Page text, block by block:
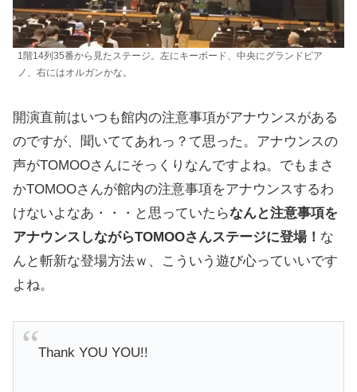
1階14列35番から見たステージ。左にキーボード、中央にグランドピア
ノ、右にはオルガンかな。
開演直前はいつも館内の注意事項がアナウンスがある
のですが、聞いててあれっ？て思った。アナウンスの
声がTOMOOさんにそっくりなんですよね。でもまさ
かTOMOOさんが館内の注意事項をアナウンスするわ
けないよなあ・・・と思っていたらなんと注意事項を
アナウンスしながらTOMOOさんステージに登場！ な
んと斬新な登場方法ｗ、こういう遊び心っていいです
よね。
Thank YOU YOU!!